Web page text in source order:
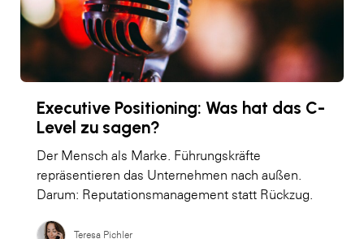
Executive Positioning: Was hat das C-
Level zu sagen?
Der Mensch als Marke. Führungskräfte
repräsentieren das Unternehmen nach außen.
Darum: Reputationsmanagement statt Rückzug.
Teresa Pichler